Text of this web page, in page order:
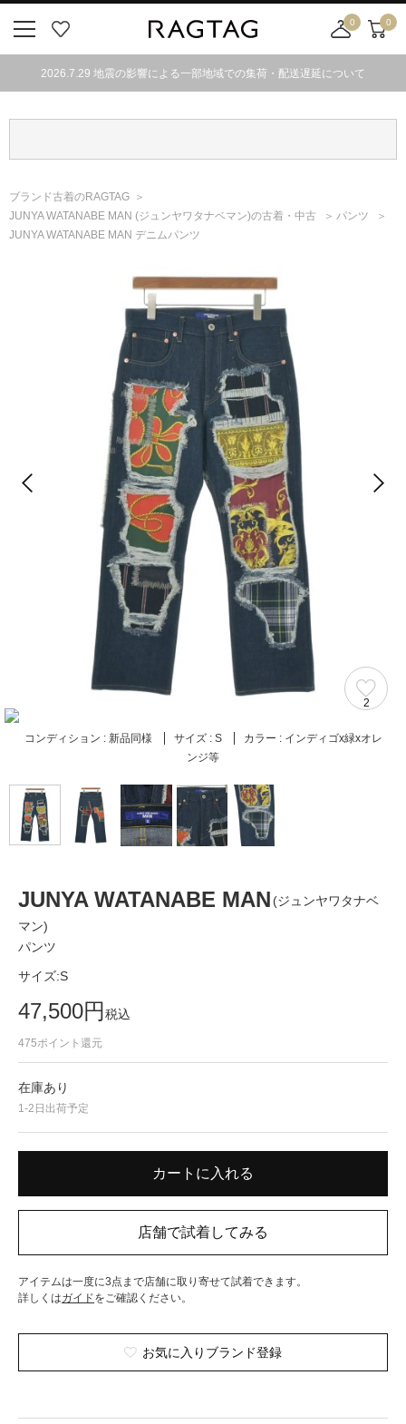
気
0
舗
カ
0
2026.7.29 地震の影響による一部地域での集荷・配送遅延について
ブランド古着のRAGTAG
JUNYA WATANABE MAN (ジュンヤワタナベマン)の古着・中古
パンツ
JUNYA WATANABE MAN デニムパンツ
2
コンディション : 新品同様 サイズ : S カラー : インディゴx緑xオレ
ンジ等
JUNYA WATANABE MAN (ジュンヤワタナベ
マン)
パンツ
サイズ:S
47,500円税込
475ポイント還元
在庫あり
1-2日出荷予定
アイテムは一度に3点まで店舗に取り寄せて試着できます。
詳しくはガイドをご確認ください。
お気に入りブランド登録